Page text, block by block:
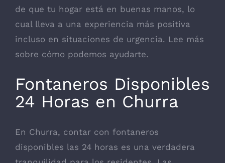
de que tu hogar está en buenas manos, lo
cual lleva a una experiencia más positiva
incluso en situaciones de urgencia. Lee más
sobre cómo podemos ayudarte.
Fontaneros Disponibles
24 Horas en Churra
En Churra, contar con fontaneros
disponibles las 24 horas es una verdadera